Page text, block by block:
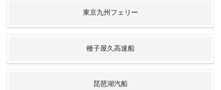
東京九州フェリー
種子屋久高速船
琵琶湖汽船